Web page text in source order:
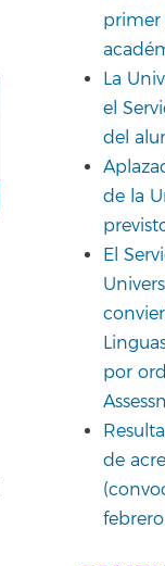
primer
La
el
del
de la
El
por
de